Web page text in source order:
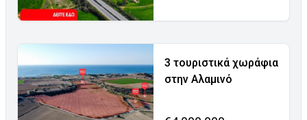
3 τουριστικά χωράφια
στην Αλαμινό